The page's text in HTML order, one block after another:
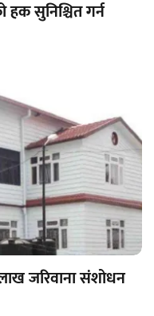
हक सुनिश्चित गर्न
जरिवाना संशोधन